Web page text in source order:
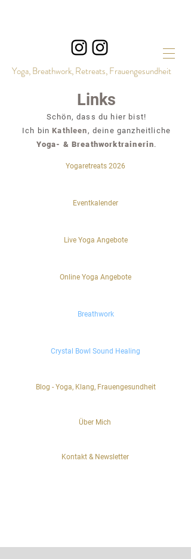
Yoga, Breathwork, Retreats, Frauengesundheit
Links
Schön, dass du hier bist!
Ich binKathleen, deine ganzheitliche
Yoga- & Breathworktrainerin.
Yogaretreats 2026
Eventkalender
Live Yoga Angebote
Online Yoga Angebote
Breathwork
Crystal Bowl Sound Healing
Blog - Yoga, Klang, Frauengesundheit
Über Mich
Kontakt & Newsletter